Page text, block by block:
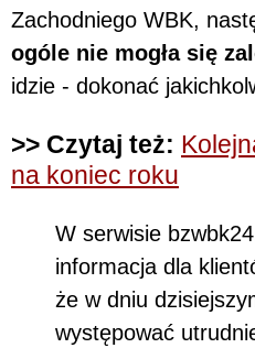
Zachodniego WBK,
ogóle nie mogła się
idzie - dokonać
>> Czytaj też:
na koniec roku
W serwisie
informacja dla
że w dniu
występować